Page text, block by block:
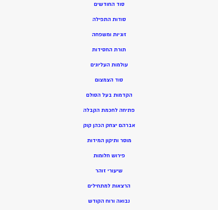
סוד החודשים
סודות התפילה
זוגיות ומשפחה
תורת החסידות
עולמות העליונים
סוד הצמצום
הקדמות בעל הסולם
פתיחה לחכמת הקבלה
אברהם יצחק הכהן קוק
מוסר ותיקון המידות
פירוש חלומות
שיעורי זוהר
הרצאות למתחילים
נבואה ורוח הקודש